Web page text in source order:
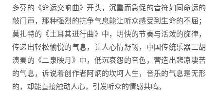
多芬的《命运交响曲》开头，沉重而急促的音符如同命运的
敲门声，那种强烈的抗争气息能让听众感受到生命的不屈；
莫扎特的《土耳其进行曲》中，明快的节奏与活泼的旋律，
传递出轻松愉悦的气息，让人心情舒畅，中国传统乐器二胡
演奏的《二泉映月》中，低沉哀怨的音色，营造出悲凉凄苦
的气息，诉说着创作者阿炳的坎坷人生，音乐的气息是无形
的，却能直接触动人心，引发听众的情感共鸣。